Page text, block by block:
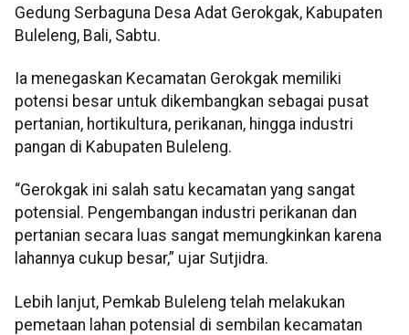
Gedung Serbaguna Desa Adat Gerokgak, Kabupaten
Buleleng, Bali, Sabtu.
Ia menegaskan Kecamatan Gerokgak memiliki
potensi besar untuk dikembangkan sebagai pusat
pertanian, hortikultura, perikanan, hingga industri
pangan di Kabupaten Buleleng.
“Gerokgak ini salah satu kecamatan yang sangat
potensial. Pengembangan industri perikanan dan
pertanian secara luas sangat memungkinkan karena
lahannya cukup besar,” ujar Sutjidra.
Lebih lanjut, Pemkab Buleleng telah melakukan
pemetaan lahan potensial di sembilan kecamatan